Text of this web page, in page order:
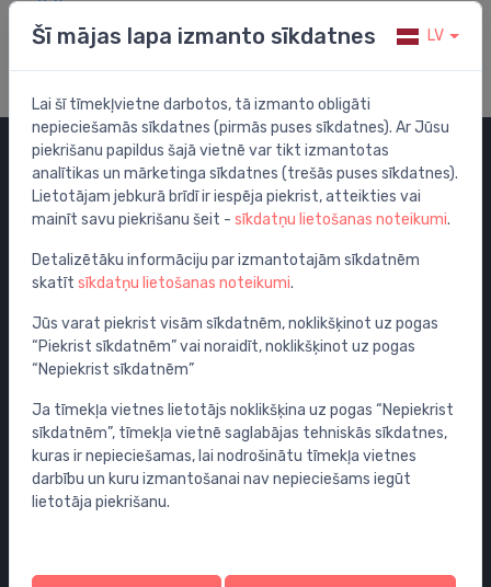
Kategorijas
Izpārdošana
Maisītāji
Izlietnes
Tualetes podi
Vannas
Dušas
Vannas istabas piederumi
Mēbeles
Rāmji un skalošanas sistēmas
Sifoni
Cauruļvadi un Veidgabali
Šī mājas lapa izmanto sīkdatnes LV
Lai šī tīmekļvietne darbotos, tā izmanto obligāti
nepieciešamās sīkdatnes (pirmās puses sīkdatnes). Ar Jūsu
piekrišanu papildus šajā vietnē var tikt izmantotas
analītikas un mārketinga sīkdatnes (trešās puses sīkdatnes).
Lietotājam jebkurā brīdī ir iespēja piekrist, atteikties vai
mainīt savu piekrišanu šeit - sīkdatņu lietošanas noteikumi.
Detalizētāku informāciju par izmantotajām sīkdatnēm
skatīt sīkdatņu lietošanas noteikumi.
Jūs varat piekrist visām sīkdatnēm, noklikšķinot uz pogas
“Piekrist sīkdatnēm” vai noraidīt, noklikšķinot uz pogas
“Nepiekrist sīkdatnēm”
Ja tīmekļa vietnes lietotājs noklikšķina uz pogas “Nepiekrist
sīkdatnēm”, tīmekļa vietnē saglabājas tehniskās sīkdatnes,
kuras ir nepieciešamas, lai nodrošinātu tīmekļa vietnes
darbību un kuru izmantošanai nav nepieciešams iegūt
lietotāja piekrišanu.